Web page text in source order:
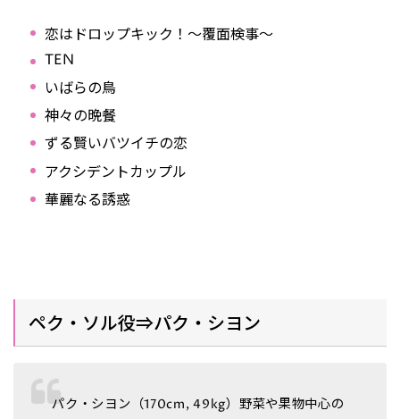
恋はドロップキック！～覆面検事～
TEN
いばらの鳥
神々の晩餐
ずる賢いバツイチの恋
アクシデントカップル
華麗なる誘惑
ペク・ソル役⇒パク・シヨン
パク・シヨン（170cm, 49kg）野菜や果物中心の